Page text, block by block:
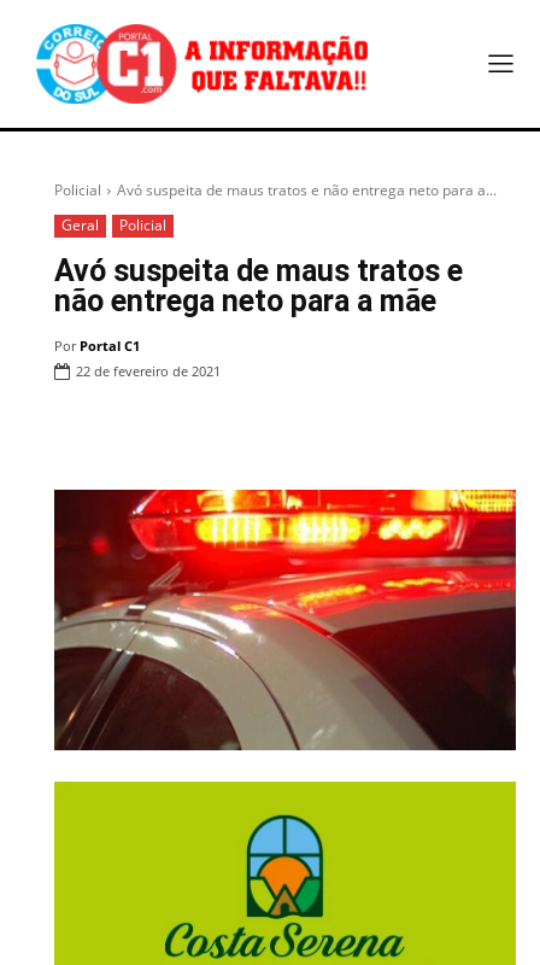
Policial
Avó suspeita de maus tratos e não entrega neto para a...
Geral
Policial
Avó suspeita de maus tratos e
não entrega neto para a mãe
Por Portal C1
22 de fevereiro de 2021